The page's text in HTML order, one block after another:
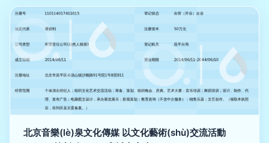
北京音樂(lè)泉文化傳媒 以文化藝術(shù)交流活動